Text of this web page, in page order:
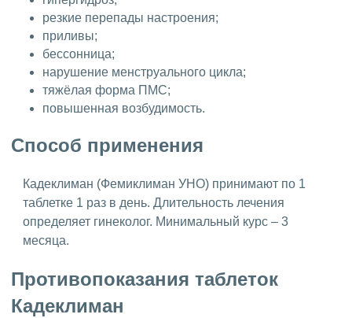
резкие перепады настроения;
приливы;
бессонница;
нарушение менструального цикла;
тяжёлая форма ПМС;
повышенная возбудимость.
Способ применения
Кадеклиман (Фемиклиман УНО) принимают по 1
таблетке 1 раз в день. Длительность лечения
определяет гинеколог. Минимальный курс – 3
месяца.
Противопоказания таблеток
Кадеклиман